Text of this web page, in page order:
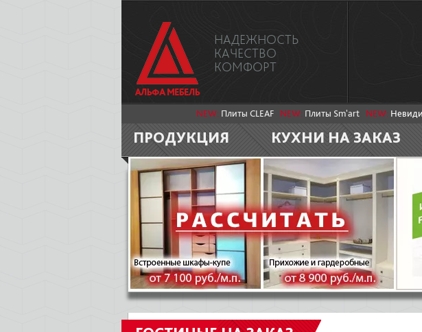
НАДЕЖНОСТЬ
КАЧЕСТВО
КОМФОРТ
NEW: Плиты CLEAF NEW: Плиты Sm'art NEW:
ПРОДУКЦИЯ КУХНИ НА ЗАКАЗ